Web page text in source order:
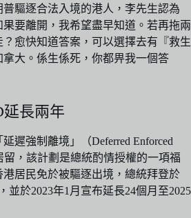
驅逐合法入境的港人，李先生認為
果要離開，我希望盡早知道。若再拖兩
愈快知道答案，可以選擇去有『救生
大。係生係死，你都畀我一個答
長兩年
遲強制離境」（Deferred Enforced
留，該計劃是總統酌情授權的一項福
居民免於被驅逐出境，總統拜登於
並於2023年1月宣布延長24個月至2025